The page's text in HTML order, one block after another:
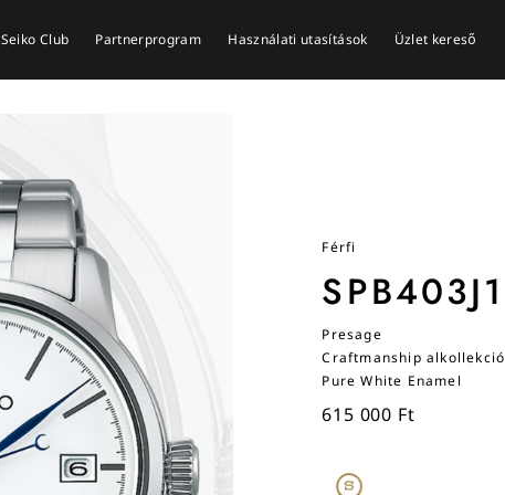
Seiko Club Partnerprogram Használati utasítások Üzlet kereső
Férfi
SPB403J1
Presage
Craftmanship alkollekció
Pure White Enamel
615 000 Ft